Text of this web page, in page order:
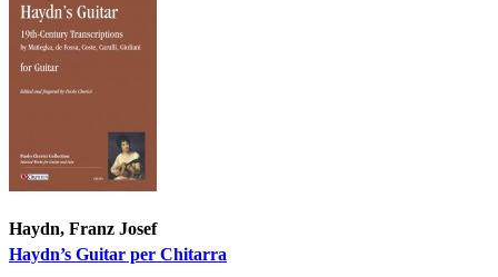
Haydn, Franz Josef
Haydn’s Guitar per Chitarra